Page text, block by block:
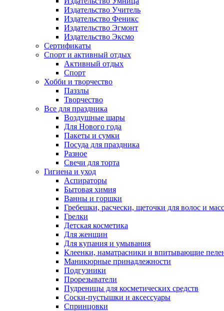
Издательство Учитель
Издательство Феникс
Издательство Эгмонт
Издательство Эксмо
Сертификаты
Спорт и активный отдых
Активный отдых
Спорт
Хобби и творчество
Паззлы
Творчество
Все для праздника
Воздушные шары
Для Нового года
Пакеты и сумки
Посуда для праздника
Разное
Свечи для торта
Гигиена и уход
Аспираторы
Бытовая химия
Ванны и горшки
Гребешки, расчески, щеточки для волос и
Грелки
Детская косметика
Для женщин
Для купания и умывания
Клеенки, наматрасники и впитывающие
Маникюрные принадлежности
Подгузники
Прорезыватели
Пудреницы для косметических средств
Соски-пустышки и аксессуары
Спринцовки